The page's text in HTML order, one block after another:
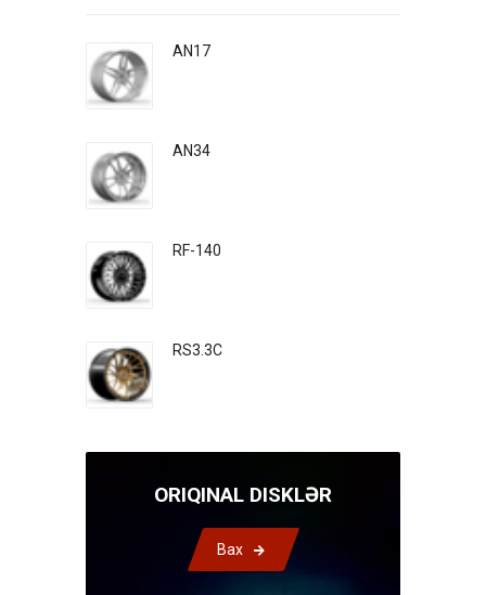
AN17
AN34
RF-140
RS3.3C
ORIQINAL DISKLƏR
Bax